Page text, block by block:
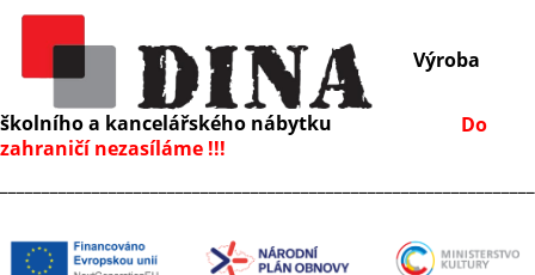
Výroba
školního a kancelářského nábytku Do
zahraničí nezasíláme !!!